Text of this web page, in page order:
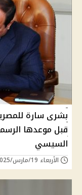
بشرى سارة
قبل موعدها
السيسي
الأربعاء 19/مارس/2025 - 05:57 م